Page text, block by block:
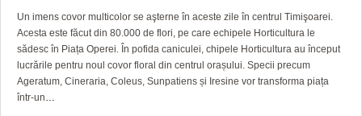
Un imens covor multicolor se aşterne în aceste zile în centrul Timişoarei.
Acesta este făcut din 80.000 de flori, pe care echipele Horticultura le
sădesc în Piața Operei. În pofida caniculei, chipele Horticultura au început
lucrările pentru noul covor floral din centrul orașului. Specii precum
Ageratum, Cineraria, Coleus, Sunpatiens și Iresine vor transforma piața
într-un…